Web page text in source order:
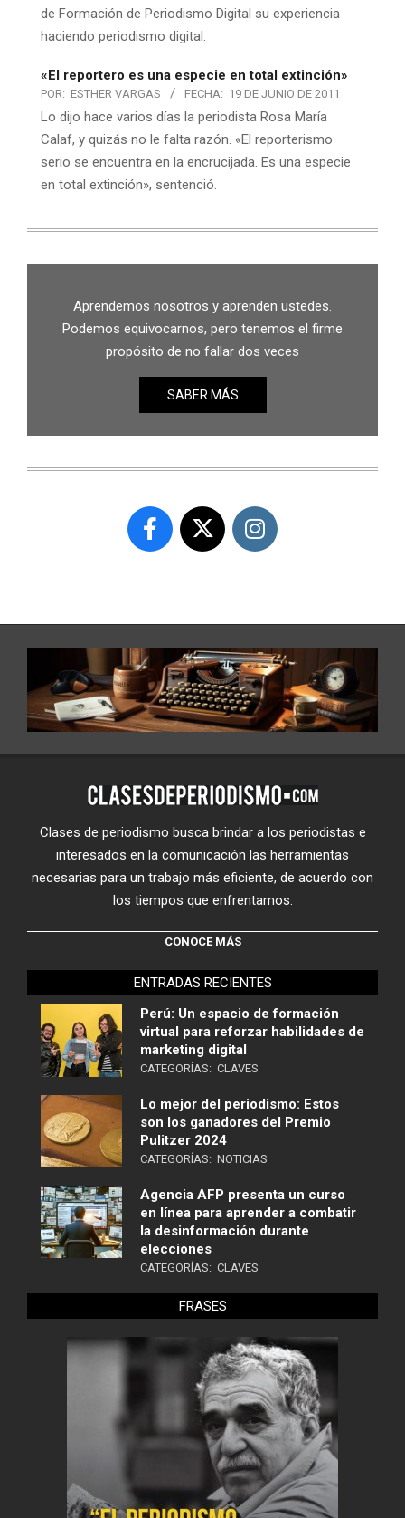
de Formación de Periodismo Digital su experiencia
haciendo periodismo digital.
«El reportero es una especie en total extinción»
POR: ESTHER VARGAS FECHA: 19 DE JUNIO DE 2011
Lo dijo hace varios días la periodista Rosa María
Calaf, y quizás no le falta razón. «El reporterismo
serio se encuentra en la encrucijada. Es una especie
en total extinción», sentenció.
Aprendemos nosotros y aprenden ustedes.
Podemos equivocarnos, pero tenemos el firme
propósito de no fallar dos veces
SABER MÁS
Clases de periodismo busca brindar a los periodistas e
interesados en la comunicación las herramientas
necesarias para un trabajo más eficiente, de acuerdo con
los tiempos que enfrentamos.
CONOCE MÁS
ENTRADAS RECIENTES
Perú: Un espacio de formación
virtual para reforzar habilidades de
marketing digital
CATEGORÍAS: CLAVES
Lo mejor del periodismo: Estos
son los ganadores del Premio
Pulitzer 2024
CATEGORÍAS: NOTICIAS
Agencia AFP presenta un curso
en línea para aprender a combatir
la desinformación durante
elecciones
CATEGORÍAS: CLAVES
FRASES